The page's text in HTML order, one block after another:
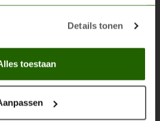
Details tonen
toestaan
en scenery